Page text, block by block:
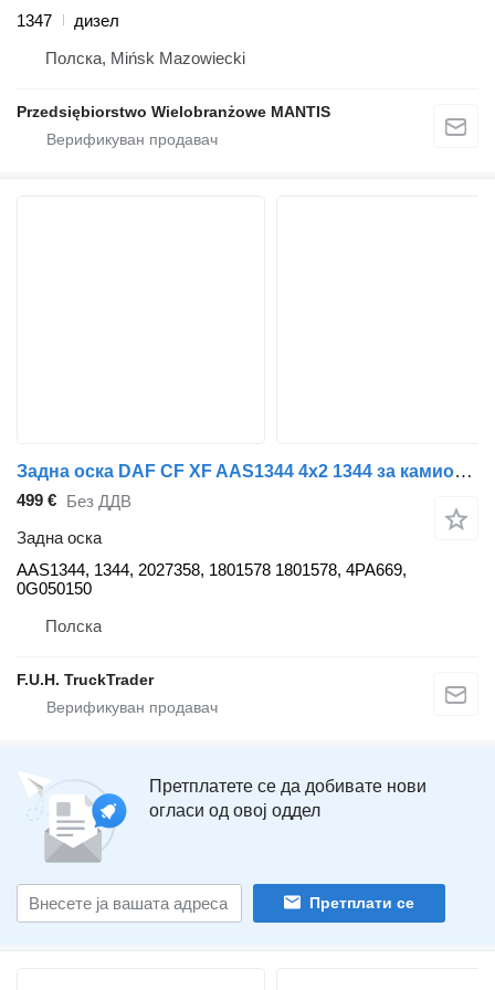
1347
дизел
Полска, Mińsk Mazowiecki
Przedsiębiorstwo Wielobranżowe MANTIS
Задна оска DAF CF XF AAS1344 4x2 1344 за камион DAF CF86, XF106
499 € Без ДДВ
Задна оска
AAS1344, 1344, 2027358, 1801578 1801578, 4PA669,
0G050150
Полска
F.U.H. TruckTrader
Претплатете се да добивате нови
огласи од овој оддел
Претплати се